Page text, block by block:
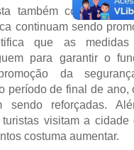
também coloca que
continuam sendo
que as
para garantir o
da
período de final de ano,
sendo reforçadas.
visitam a cidade
costuma aumentar.